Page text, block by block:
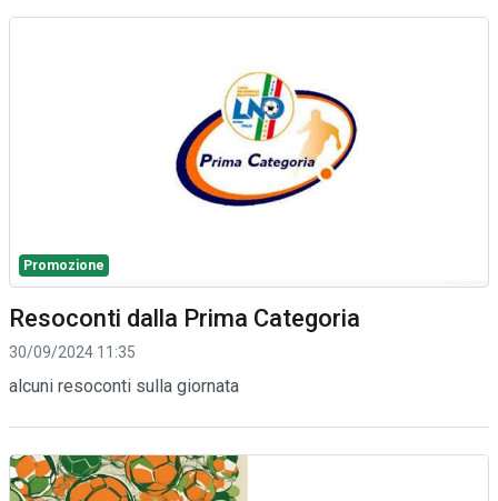
Promozione
Resoconti dalla Prima Categoria
30/09/2024 11:35
alcuni resoconti sulla giornata